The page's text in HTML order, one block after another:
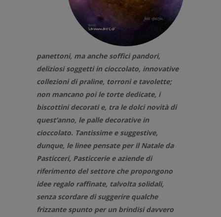
panettoni, ma anche soffici pandori,
deliziosi soggetti in cioccolato, innovative
collezioni di praline, torroni e tavolette;
non mancano poi le torte dedicate, i
biscottini decorati e, tra le dolci novità di
quest’anno, le palle decorative in
cioccolato. Tantissime e suggestive,
dunque, le linee pensate per il Natale da
Pasticceri, Pasticcerie e aziende di
riferimento del settore che propongono
idee regalo raffinate, talvolta solidali,
senza scordare di suggerire qualche
frizzante spunto per un brindisi davvero